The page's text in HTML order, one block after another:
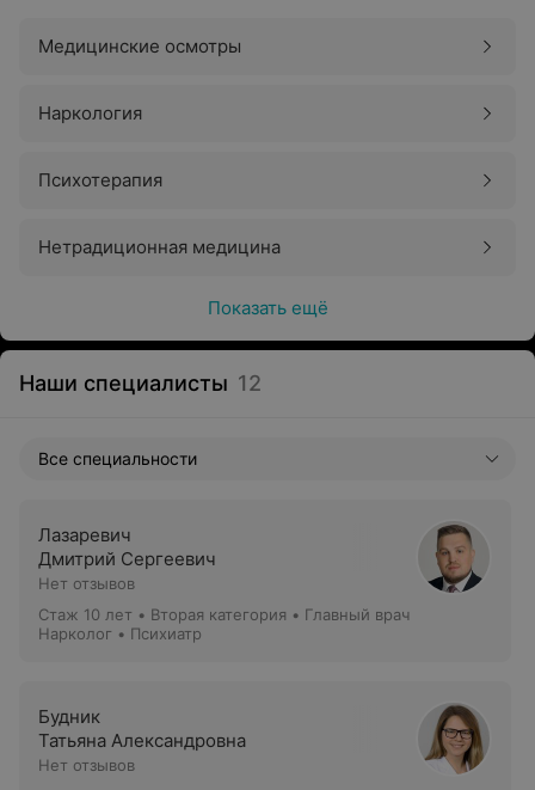
Медицинские осмотры
Наркология
Психотерапия
Нетрадиционная медицина
Показать ещё
Наши специалисты 12
Все специальности
Лазаревич
Дмитрий Сергеевич
Нет отзывов
Стаж 10 лет • Вторая категория • Главный врач
Нарколог • Психиатр
Будник
Татьяна Александровна
Нет отзывов